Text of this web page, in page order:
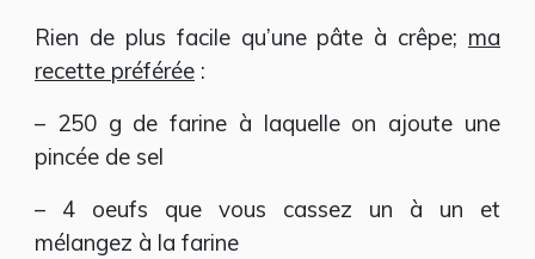
Rien de plus facile qu’une pâte à crêpe; ma
recette préférée :
– 250 g de farine à laquelle on ajoute une
pincée de sel
– 4 oeufs que vous cassez un à un et
mélangez à la farine